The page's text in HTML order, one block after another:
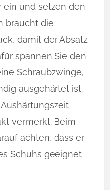
und setzen den
braucht die
damit der Absatz
spannen Sie den
Schraubzwinge,
ausgehärtet ist.
vermerkt. Beim
achten, dass er
Schuhs geeignet